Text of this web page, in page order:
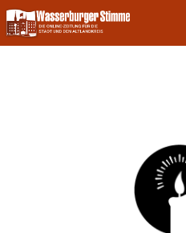
Skip
to
content